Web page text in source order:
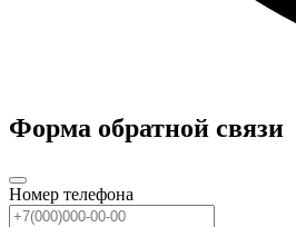
Форма обратной связи
Номер телефона